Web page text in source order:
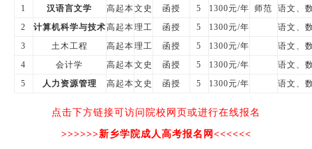
1
汉语言文学 高起本文史 函授 5 1300元/年 师范
语文、
2
计算机科学与技术高起本理工 函授 5 1300元/年
语文、
3
土木工程 高起本理工 函授 5 1300元/年
语文、
4
会计学 高起本文史 函授 5 1300元/年
语文、
5
人力资源管理 高起本文史 函授 5 1300元/年 语文、
点击下方链接可访问院校网页或进行在线报名
>>>>>>新乡学院成人高考报名网 <<<<<<